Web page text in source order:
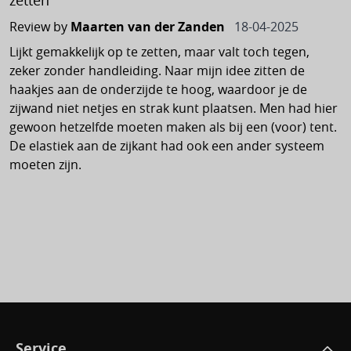
Een pop-up tent opzetten
Waterkolom tentdoek
Soorten tentdoek
Reiniging & onderhoud
Welke tent zet je het snelste op?
Tent koelen bij warm weer
Schoonmaakartikelen
Verlichting
Benzineverlichting
Gasverlichting
Verlichting 230 volt
Verlichting batterijen
Wandbekleding & gordijnen
Toiletten
Chemische toiletten
Inbouwtoiletten
Toiletvloeistoffen & papier
Voertuig accessoires
Spiegels
Tennisracket
Tennisschoenen
Tennistassen
Wandelen
Bergschoenen
Voeding
Outdoor accessoires
Anti insecten
Hoofdlampen
Reishanddoeken
F07978A01-
EAN:
8004815384814
SKU:
109358
Review by Maarten van der Zanden 18 april 2025
18-04-2025
Lijkt gemakkelijk op te zetten, maar valt toch tegen,
zeker zonder handleiding. Naar mijn idee zitten de
haakjes aan de onderzijde te hoog, waardoor je de
zijwand niet netjes en strak kunt plaatsen. Men had hier
gewoon hetzelfde moeten maken als bij een (voor) tent.
De elastiek aan de zijkant had ook een ander systeem
moeten zijn.